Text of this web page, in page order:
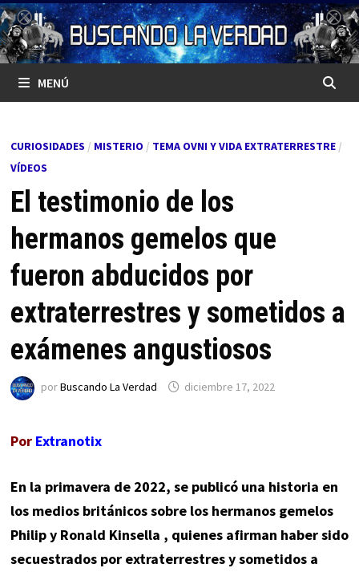
Saltar
al
contenido
MENÚ
CURIOSIDADES / MISTERIO / TEMA OVNI Y VIDA EXTRATERRESTRE/
VÍDEOS
El testimonio de los
hermanos gemelos que
fueron abducidos por
extraterrestres y sometidos a
exámenes angustiosos
porBuscando La Verdad diciembre 17, 2022
Por Extranotix
En la primavera de 2022, se publicó una historia en
los medios británicos sobre los hermanos gemelos
Philip y Ronald Kinsella , quienes afirman haber sido
secuestrados por extraterrestres y sometidos a